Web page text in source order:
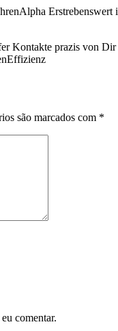
Kontakte prazis von
são marcados com *
comentar.